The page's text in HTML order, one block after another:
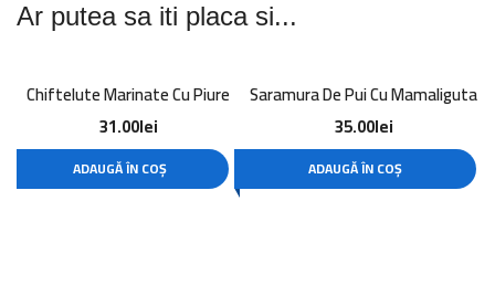
Ar putea sa iti placa si...
Chiftelute Marinate Cu Piure
31.00lei
ADAUGĂ ÎN COȘ
Saramura De Pui Cu Mamaliguta
35.00lei
ADAUGĂ ÎN COȘ